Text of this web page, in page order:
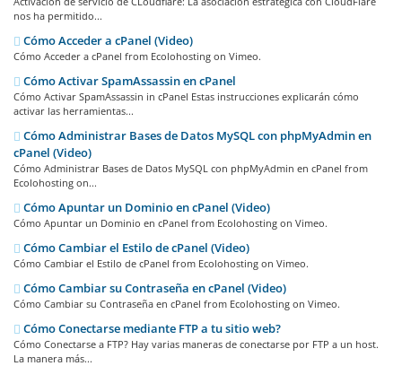
nos ha permitido...
Cómo Acceder a cPanel (Video)
Cómo Acceder a cPanel from Ecolohosting on Vimeo.
Cómo Activar SpamAssassin en cPanel
Cómo Activar SpamAssassin in cPanel Estas instrucciones explicarán cómo
activar las herramientas...
Cómo Administrar Bases de Datos MySQL con phpMyAdmin en
cPanel (Video)
Cómo Administrar Bases de Datos MySQL con phpMyAdmin en cPanel from
Ecolohosting on...
Cómo Apuntar un Dominio en cPanel (Video)
Cómo Apuntar un Dominio en cPanel from Ecolohosting on Vimeo.
Cómo Cambiar el Estilo de cPanel (Video)
Cómo Cambiar el Estilo de cPanel from Ecolohosting on Vimeo.
Cómo Cambiar su Contraseña en cPanel (Video)
Cómo Cambiar su Contraseña en cPanel from Ecolohosting on Vimeo.
Cómo Conectarse mediante FTP a tu sitio web?
Cómo Conectarse a FTP? Hay varias maneras de conectarse por FTP a un host.
La manera más...